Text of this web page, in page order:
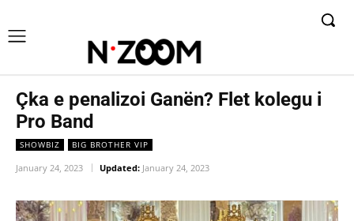
Çka e penalizoi Ganën? Flet kolegu i
Pro Band
SHOWBIZ BIG BROTHER VIP
January 24, 2023 Updated: January 24, 2023